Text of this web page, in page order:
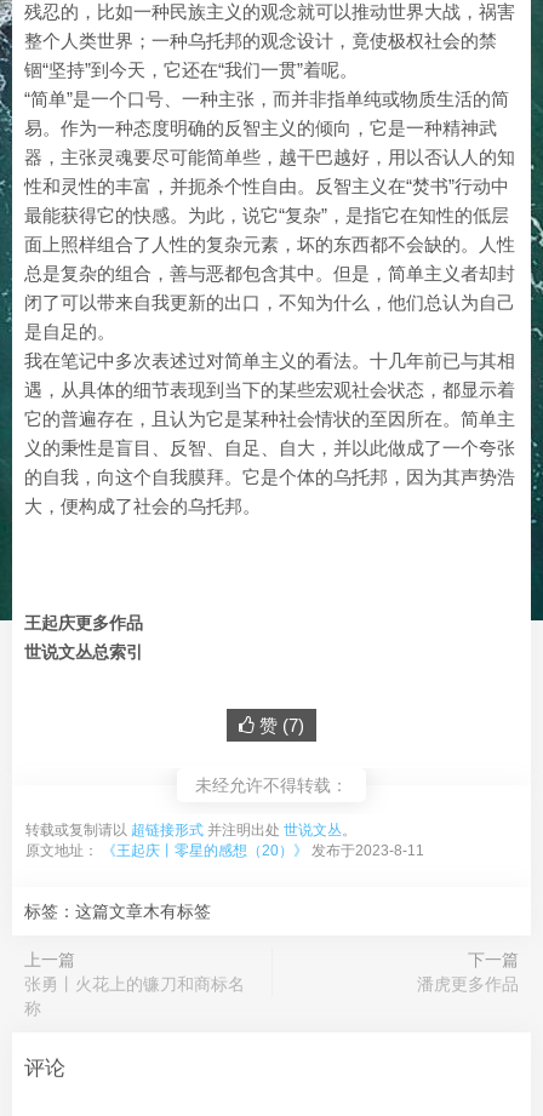
残忍的，比如一种民族主义的观念就可以推动世界大战，祸害
整个人类世界；一种乌托邦的观念设计，竟使极权社会的禁
锢“坚持”到今天，它还在“我们一贯”着呢。
“简单”是一个口号、一种主张，而并非指单纯或物质生活的简
易。作为一种态度明确的反智主义的倾向，它是一种精神武
器，主张灵魂要尽可能简单些，越干巴越好，用以否认人的知
性和灵性的丰富，并扼杀个性自由。反智主义在“焚书”行动中
最能获得它的快感。为此，说它“复杂”，是指它在知性的低层
面上照样组合了人性的复杂元素，坏的东西都不会缺的。人性
总是复杂的组合，善与恶都包含其中。但是，简单主义者却封
闭了可以带来自我更新的出口，不知为什么，他们总认为自己
是自足的。
我在笔记中多次表述过对简单主义的看法。十几年前已与其相
遇，从具体的细节表现到当下的某些宏观社会状态，都显示着
它的普遍存在，且认为它是某种社会情状的至因所在。简单主
义的秉性是盲目、反智、自足、自大，并以此做成了一个夸张
的自我，向这个自我膜拜。它是个体的乌托邦，因为其声势浩
大，便构成了社会的乌托邦。
王起庆更多作品
世说文丛总索引
赞 (7)
未经允许不得转载：
转载或复制请以 超链接形式 并注明出处 世说文丛。
原文地址：
《王起庆丨零星的感想（20）》 发布于2023-8-11
标签：这篇文章木有标签
上一篇
张勇丨火花上的镰刀和商标名
称
下一篇
潘虎更多作品
评论